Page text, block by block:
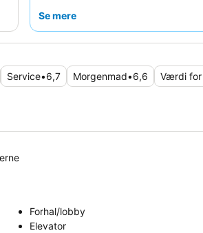
det at anmode om et værelse mod
Se mere
Service•6,7 Morgenmad•6,6 Værdi for
Forhal/lobby
Elevator